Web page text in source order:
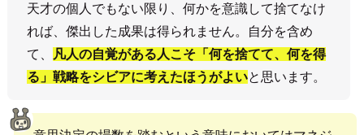
天才の個人でもない限り、何かを意識して捨てなけ
れば、傑出した成果は得られません。自分を含め
て、
凡人の自覚がある人こそ「何を捨てて、何を得
る」戦略をシビアに考えたほうがよいと思います。